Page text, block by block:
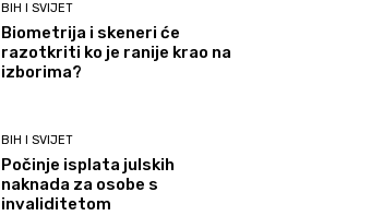
BIH I SVIJET
Biometrija i skeneri će
razotkriti ko je ranije krao na
izborima?
BIH I SVIJET
Počinje isplata julskih
naknada za osobe s
invaliditetom